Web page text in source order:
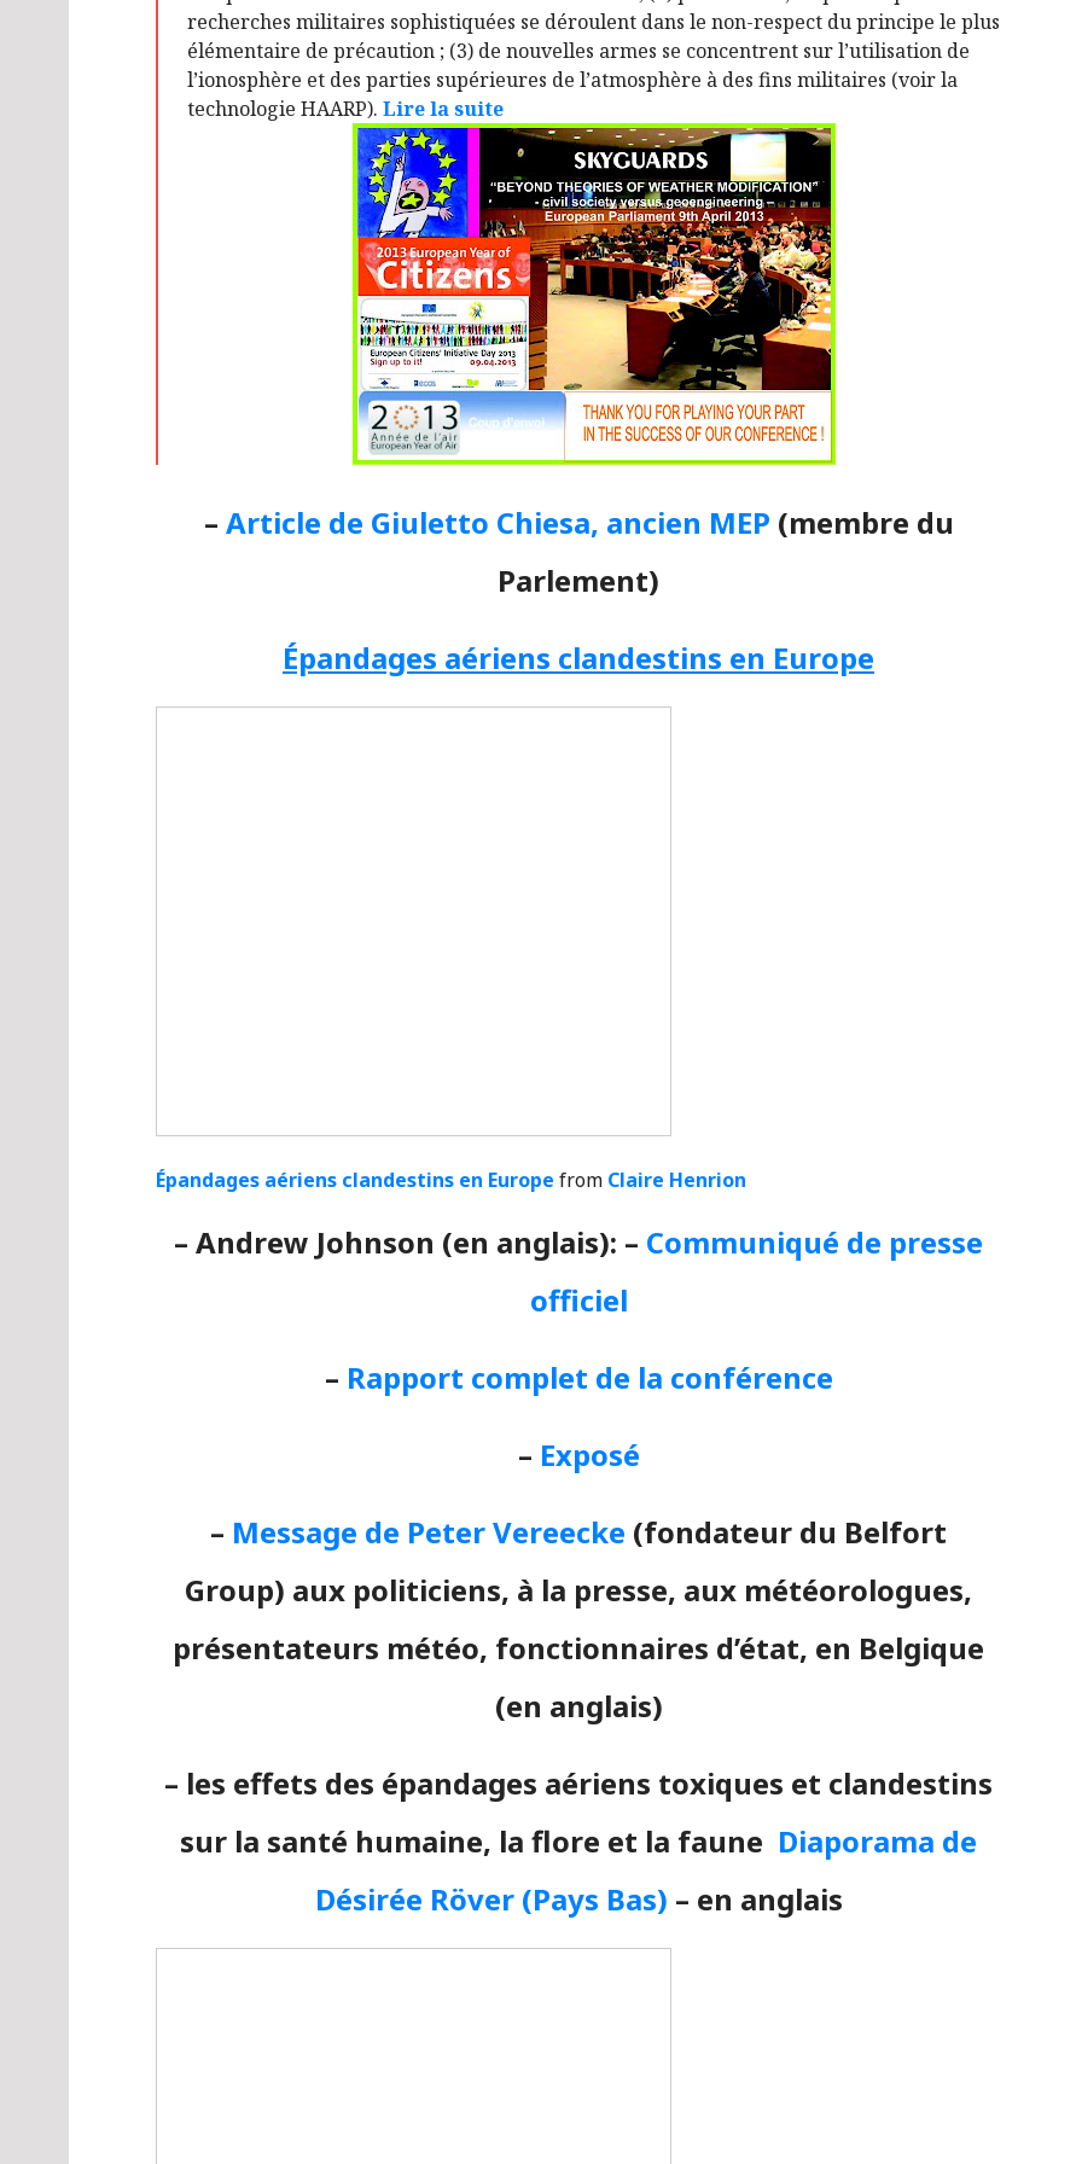
recherches militaires sophistiquées se déroulent dans le non-respect du principe le plus
élémentaire de précaution ; (3) de nouvelles armes se concentrent sur l’utilisation de
l’ionosphère et des parties supérieures de l’atmosphère à des fins militaires (voir la
technologie HAARP). Lire la suite
– Article de Giuletto Chiesa, ancien MEP (membre du
Parlement)
Épandages aériens clandestins en Europe
Épandages aériens clandestins en Europe from Claire Henrion
– Andrew Johnson (en anglais): – Communiqué de presse
officiel
– Rapport complet de la conférence
– Exposé
– Message de Peter Vereecke (fondateur du Belfort
Group) aux politiciens, à la presse, aux météorologues,
présentateurs météo, fonctionnaires d’état, en Belgique
(en anglais)
– les effets des épandages aériens toxiques et clandestins
sur la santé humaine, la flore et la faune Diaporama de
Désirée Röver (Pays Bas) – en anglais